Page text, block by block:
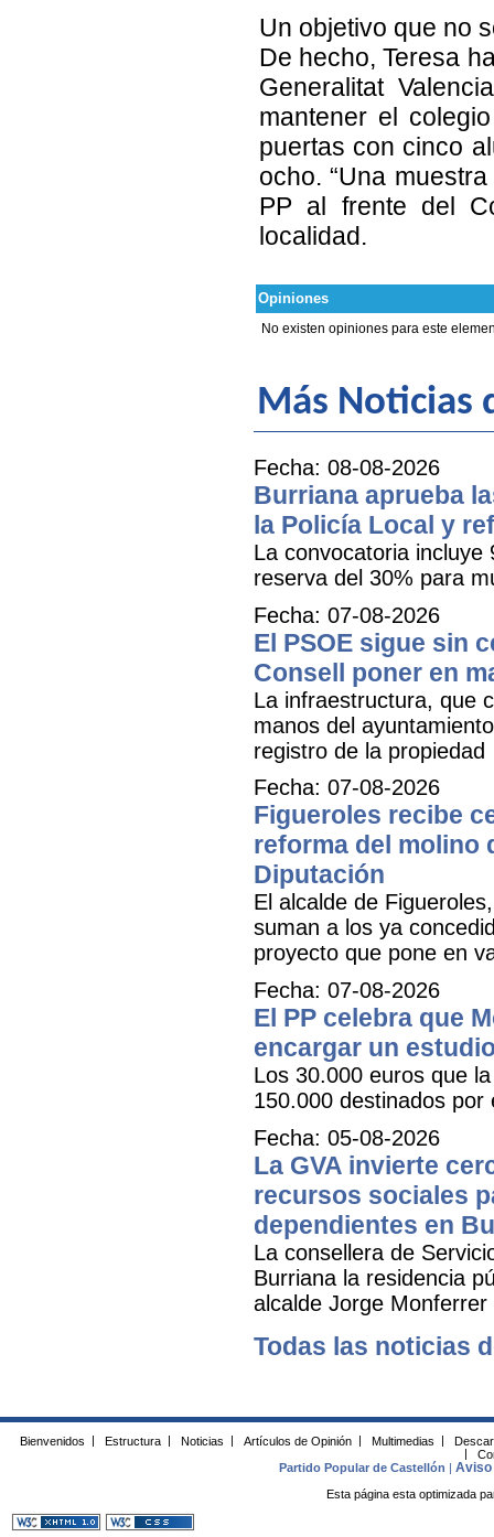
Un objetivo que no
De hecho, Teresa
Generalitat
mantener el
puertas con cinco
ocho. “Una
PP al frente del
localidad.
Opiniones
No existen opiniones para este
Más Noticias
Fecha: 08-08-2026
Burriana aprueba
la Policía Local y
La convocatoria
reserva del 30% para
Fecha: 07-08-2026
El PSOE sigue sin
Consell poner en
La infraestructura, que
manos del
registro de la propiedad
Fecha: 07-08-2026
Figueroles recibe
reforma del molino
Diputación
El alcalde de
suman a los ya
proyecto que pone en
Fecha: 07-08-2026
El PP celebra que
encargar un
Los 30.000 euros que
150.000 destinados
Fecha: 05-08-2026
La GVA invierte
recursos sociales
dependientes en
La consellera de
Burriana la residencia
alcalde Jorge Monferrer
Todas las noticias
Bienvenidos Estructura Noticias Artículos de Opinión Multimedias
Partido Popular de Castellón
|Aviso
Esta página esta optimizada